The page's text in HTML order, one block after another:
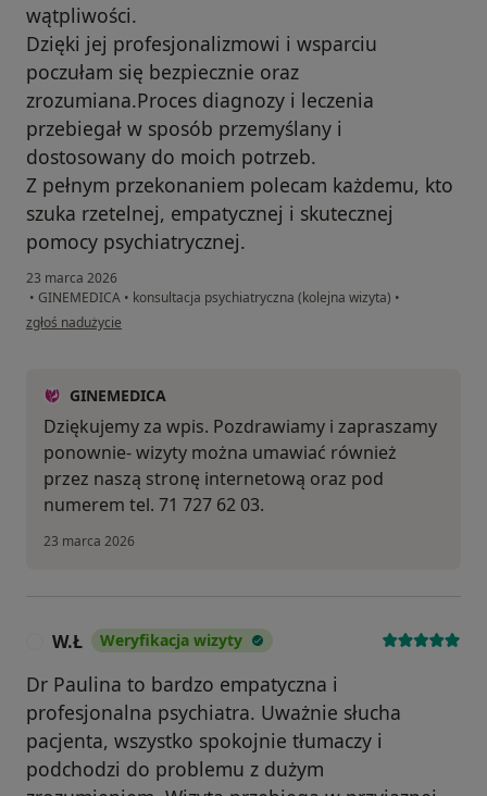
wątpliwości.
Dzięki jej profesjonalizmowi i wsparciu
poczułam się bezpiecznie oraz
zrozumiana.Proces diagnozy i leczenia
przebiegał w sposób przemyślany i
dostosowany do moich potrzeb.
Z pełnym przekonaniem polecam każdemu, kto
szuka rzetelnej, empatycznej i skutecznej
pomocy psychiatrycznej.
23 marca 2026
• GINEMEDICA • konsultacja psychiatryczna (kolejna wizyta) •
w opinii użytkownika MP
zgłoś nadużycie
GINEMEDICA
Dziękujemy za wpis. Pozdrawiamy i zapraszamy
ponownie- wizyty można umawiać również
przez naszą stronę internetową oraz pod
numerem tel. 71 727 62 03.
23 marca 2026
W.Ł Weryfikacja wizyty
Dr Paulina to bardzo empatyczna i
profesjonalna psychiatra. Uważnie słucha
pacjenta, wszystko spokojnie tłumaczy i
podchodzi do problemu z dużym